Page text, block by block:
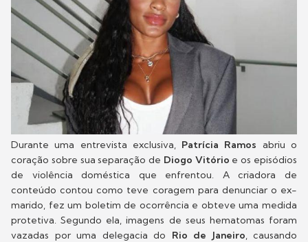
Durante uma entrevista exclusiva, Patrícia Ramos abriu o
coração sobre sua separação de Diogo Vitório e os episódios
de violência doméstica que enfrentou. A criadora de
conteúdo contou como teve coragem para denunciar o ex-
marido, fez um boletim de ocorrência e obteve uma medida
protetiva. Segundo ela, imagens de seus hematomas foram
vazadas por uma delegacia do Rio de Janeiro, causando